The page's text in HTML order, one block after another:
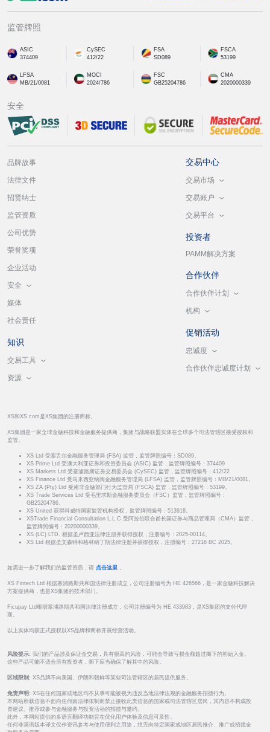
监管牌照
ASIC
374409
CySEC
412/22
FSA
SD089
FSCA
53199
LFSA
MB/21/0081
MOCI
2024/786
FSC
GB25204786
CMA
2020000339
安全
品牌故事
法律文件
招贤纳士
监管资质
公司优势
荣誉奖项
企业活动
安全
媒体
社会责任
知识
交易工具
资源
交易中心
交易市场
交易账户
交易平台
投资者
PAMM解决方案
合作伙伴
合作伙伴计划
机构
促销活动
忠诚度
合作伙伴忠诚度计划
XS和XS.com是XS集团的注册商标。
XS集团是一家全球金融科技和金融服务提供商，集团与战略联盟实体在全球多个司法管辖区接受授权和
监管。
XS Ltd 受塞舌尔金融服务管理局 (FSA) 监管，监管牌照编号：SD089。
XS Prime Ltd 受澳大利亚证券和投资委员会 (ASIC) 监管，监管牌照编号：374409
XS Markets Ltd 受塞浦路斯证券交易委员会 (CySEC) 监管，监管牌照编号：412/22
XS Finance Ltd 受马来西亚纳闽金融服务管理局 (LFSA) 监管，监管牌照编号：MB/21/0081。
XS ZA (Pty) Ltd 受南非金融部门行为监管局 (FSCA) 监管，监管牌照编号：53199。
XS Trade Services Ltd 受毛里求斯金融服务委员会（FSC）监管，监管牌照编号：
GB25204786。
XS United 获得科威特国家监管机构授权，监管牌照编号：513918。
XSTrade Financial Consultation L.L.C 受阿拉伯联合酋长国证券与商品管理局（CMA）监管，
监管牌照编号：20200000339。
XS (LC) LTD. 根据圣卢西亚法律注册并获得授权，注册编号：2025-00114。
XS Ltd 根据圣文森特和格林纳丁斯法律注册并获得授权，注册编号：27216 BC 2025。
如需进一步了解我们的监管资质，请 点击这里 。
XS Fintech Ltd 根据塞浦路斯共和国法律注册成立，公司注册编号为 HE 426566，是一家金融科技解决
方案提供商，也是XS集团的技术部门。
Ficupay Ltd根据塞浦路斯共和国法律注册成立，公司注册编号为 HE 433983，是XS集团的支付代理
商。
以上实体均获正式授权以XS品牌和商标开展经营活动。
风险提示: 我们的产品涉及保证金交易，具有很高的风险，可能会导致亏损金额超过阁下的初始入金。
这些产品可能不适合所有投资者，阁下应当确保了解其中的风险。
区域限制: XS品牌不向美国、伊朗和朝鲜等某些司法管辖区的居民提供服务。
免责声明: XS在任何国家或地区均不从事可能被视为违反当地法律法规的金融服务招揽行为。
本网站所载信息不面向任何因法律限制而禁止接收此类信息的国家或司法管辖区居民，其内容不构成投
资建议、推荐或参与金融服务与投资活动的招揽与邀约。
此外，本网站提供的多语言翻译功能旨在优化用户体验及信息可及性。
任何非英语版本译文仅作资讯参考与使用便利之用途，绝无向特定国家或地区居民推介、推广或招揽金